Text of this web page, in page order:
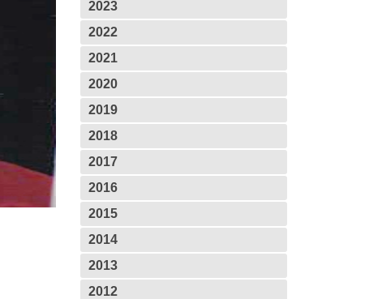
2023
2022
2021
2020
2019
2018
2017
2016
2015
2014
2013
2012